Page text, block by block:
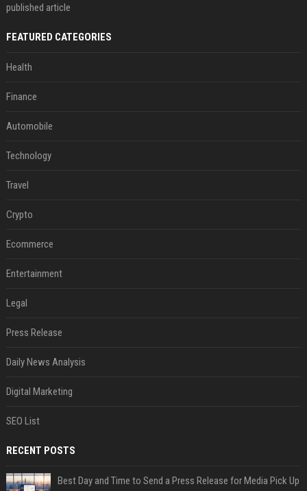
published article
FEATURED CATEGORIES
Health
Finance
Automobile
Technology
Travel
Crypto
Ecommerce
Entertainment
Legal
Press Release
Daily News Analysis
Digital Marketing
SEO List
RECENT POSTS
Best Day and Time to Send a Press Release for Media Pick Up